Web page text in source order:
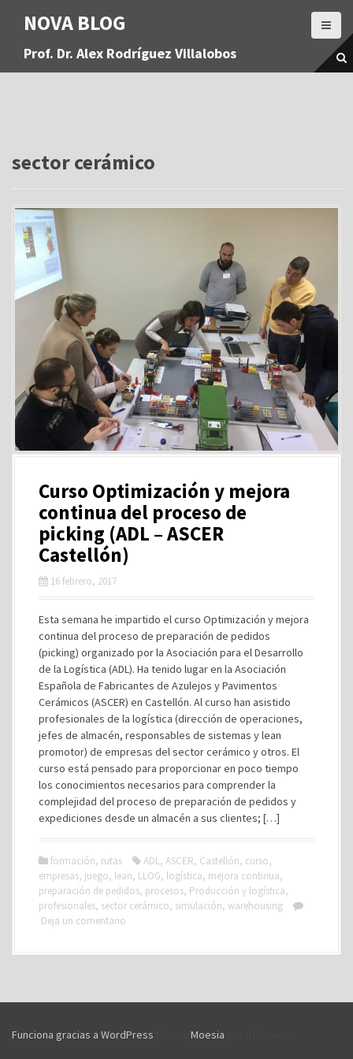
a
NOVA BLOG
Prof. Dr. Alex Rodríguez Villalobos
sector cerámico
Curso Optimización y mejora
continua del proceso de
picking (ADL – ASCER
Castellón)
16 febrero, 2017
Esta semana he impartido el curso Optimización y mejora
continua del proceso de preparación de pedidos
(picking) organizado por la Asociación para el Desarrollo
de la Logística (ADL). Ha tenido lugar en la Asociación
Española de Fabricantes de Azulejos y Pavimentos
Cerámicos (ASCER) en Castellón. Al curso han asistido
profesionales de la logística (dirección de operaciones,
jefes de almacén, responsables de sistemas y lean
promotor) de empresas del sector cerámico y otros. El
curso está pensado para proporcionar en poco tiempo
los conocimientos necesarios para comprender la
complejidad del proceso de preparación de pedidos y
expediciones desde un almacén a sus clientes; […]
formación, rutas ADL, ASCER, Castellón, curso,
empresas, juego, lean, LLOG, logística, mejora continua,
preparación de pedidos, procesos, Producción y logística,
profesionales, sector cerámico, simulación, warehousing
Deja un comentario
Funciona gracias a WordPress Moesia